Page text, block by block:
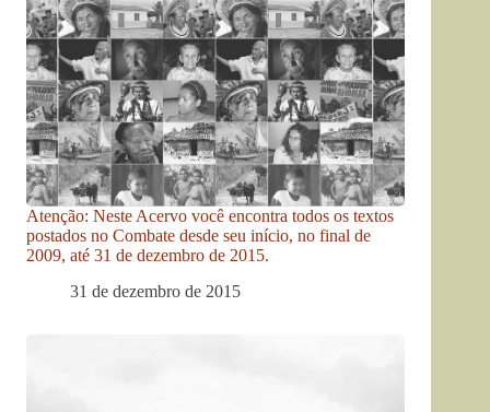
Atenção: Neste Acervo você encontra todos os textos
postados no Combate desde seu início, no final de
2009, até 31 de dezembro de 2015.
31 de dezembro de 2015